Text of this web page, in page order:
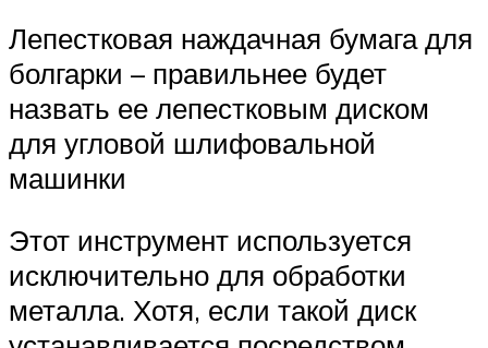
Лепестковая наждачная бумага для
болгарки – правильнее будет
назвать ее лепестковым диском
для угловой шлифовальной
машинки
Этот инструмент используется
исключительно для обработки
металла. Хотя, если такой диск